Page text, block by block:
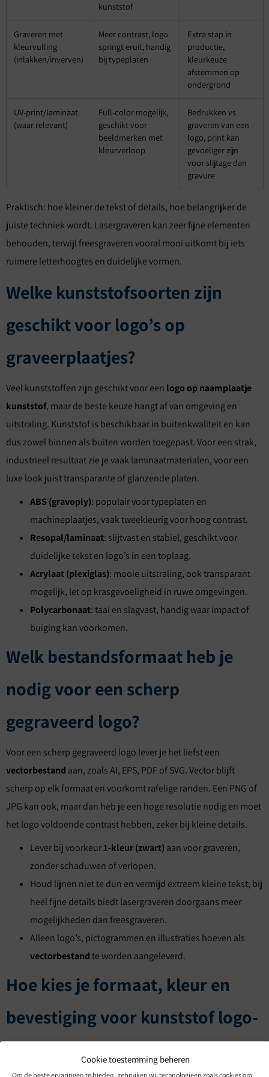
Cookie toestemming beheren
Om de beste ervaringen te bieden, gebruiken wij technologieën zoals cookies om
kunststof
Graveren met
kleurvulling
(inlakken/inverven)
Meer contrast, logo
springt eruit, handig
bij typeplaten
Extra stap in
productie,
kleurkeuze
afstemmen op
ondergrond
UV-print/laminaat
(waar relevant)
Full-color mogelijk,
geschikt voor
beeldmerken met
kleurverloop
Bedrukken vs
graveren van een
logo, print kan
gevoeliger zijn
voor slijtage dan
gravure
Praktisch: hoe kleiner de tekst of details, hoe belangrijker de
juiste techniek wordt. Lasergraveren kan zeer fijne elementen
behouden, terwijl freesgraveren vooral mooi uitkomt bij iets
ruimere letterhoogtes en duidelijke vormen.
Welke kunststofsoorten zijn
geschikt voor logo’s op
graveerplaatjes?
Veel kunststoffen zijn geschikt voor een logo op naamplaatje
kunststof, maar de beste keuze hangt af van omgeving en
uitstraling. Kunststof is beschikbaar in buitenkwaliteit en kan
dus zowel binnen als buiten worden toegepast. Voor een strak,
industrieel resultaat zie je vaak laminaatmaterialen, voor een
luxe look juist transparante of glanzende platen.
ABS (gravoply): populair voor typeplaten en
machineplaatjes, vaak tweekleurig voor hoog contrast.
Resopal/laminaat: slijtvast en stabiel, geschikt voor
duidelijke tekst en logo’s in een toplaag.
Acrylaat (plexiglas): mooie uitstraling, ook transparant
mogelijk, let op krasgevoeligheid in ruwe omgevingen.
Polycarbonaat: taai en slagvast, handig waar impact of
buiging kan voorkomen.
Welk bestandsformaat heb je
nodig voor een scherp
gegraveerd logo?
Voor een scherp gegraveerd logo lever je het liefst een
vectorbestand aan, zoals AI, EPS, PDF of SVG. Vector blijft
scherp op elk formaat en voorkomt rafelige randen. Een PNG of
JPG kan ook, maar dan heb je een hoge resolutie nodig en moet
het logo voldoende contrast hebben, zeker bij kleine details.
Lever bij voorkeur1-kleur (zwart) aan voor graveren,
zonder schaduwen of verlopen.
Houd lijnen niet te dun en vermijd extreem kleine tekst; bij
heel fijne details biedt lasergraveren doorgaans meer
mogelijkheden dan freesgraveren.
Alleen logo’s, pictogrammen en illustraties hoeven als
vectorbestandte worden aangeleverd.
Hoe kies je formaat, kleur en
bevestiging voor kunststof logo-
plaatjes?